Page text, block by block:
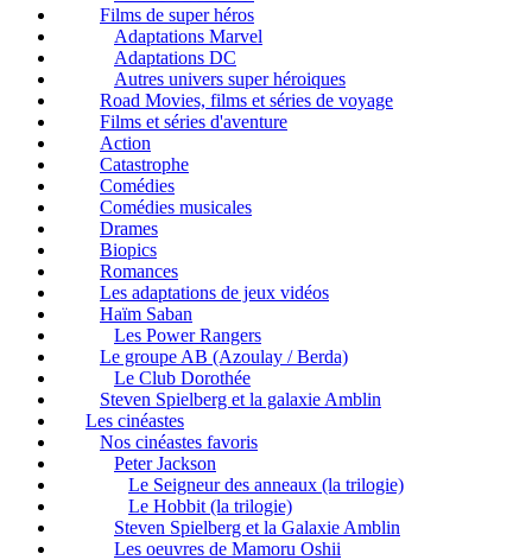
Films de super héros
Adaptations Marvel
Adaptations DC
Autres univers super héroiques
Road Movies, films et séries de voyage
Films et séries d'aventure
Action
Catastrophe
Comédies
Comédies musicales
Drames
Biopics
Romances
Les adaptations de jeux vidéos
Haïm Saban
Les Power Rangers
Le groupe AB (Azoulay / Berda)
Le Club Dorothée
Steven Spielberg et la galaxie Amblin
Les cinéastes
Nos cinéastes favoris
Peter Jackson
Le Seigneur des anneaux (la trilogie)
Le Hobbit (la trilogie)
Steven Spielberg et la Galaxie Amblin
Les oeuvres de Mamoru Oshii